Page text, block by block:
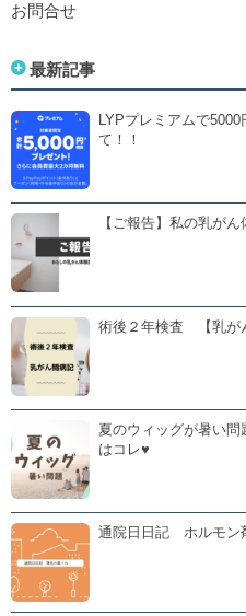
お問合せ
最新記事
LYPプレミアムで
て！！
【ご報告】私の乳が
術後２年検査 【乳が
夏のウィッグが暑い
はコレ♥
通院日日記 ホルモ